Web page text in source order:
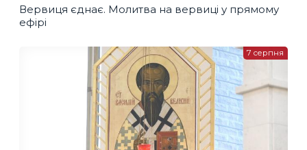
Вервиця єднає. Молитва на вервиці у прямому
ефірі
7 серпня